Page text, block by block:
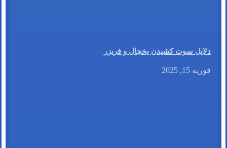
دلایل سوت کشیدن یخچال و فریزر
فوریه 15, 2025